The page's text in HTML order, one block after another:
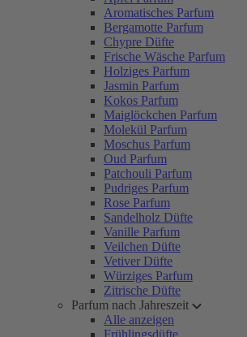
Aromatisches Parfum
Bergamotte Parfum
Chypre Düfte
Frische Wäsche Parfum
Holziges Parfum
Jasmin Parfum
Kokos Parfum
Maiglöckchen Parfum
Molekül Parfum
Moschus Parfum
Oud Parfum
Patchouli Parfum
Pudriges Parfum
Rose Parfum
Sandelholz Düfte
Vanille Parfum
Veilchen Düfte
Vetiver Düfte
Würziges Parfum
Zitrische Düfte
Parfum nach Jahreszeit
Alle anzeigen
Frühlingsdüfte